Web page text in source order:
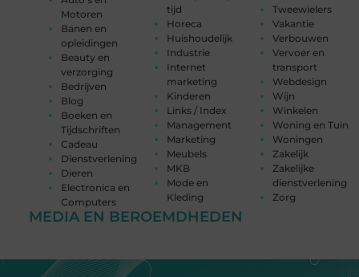
Motoren
Banen en
opleidingen
Beauty en
verzorging
Bedrijven
Blog
Boeken en
Tijdschriften
Cadeau
Dienstverlening
Dieren
Electronica en
Computers
tijd
Horeca
Huishoudelijk
Industrie
Internet
marketing
Kinderen
Links / Index
Management
Marketing
Meubels
MKB
Mode en
Kleding
Tweewielers
Vakantie
Verbouwen
Vervoer en
transport
Webdesign
Wijn
Winkelen
Woning en Tuin
Woningen
Zakelijk
Zakelijke
dienstverlening
Zorg
MEDIA EN BEROEMDHEDEN